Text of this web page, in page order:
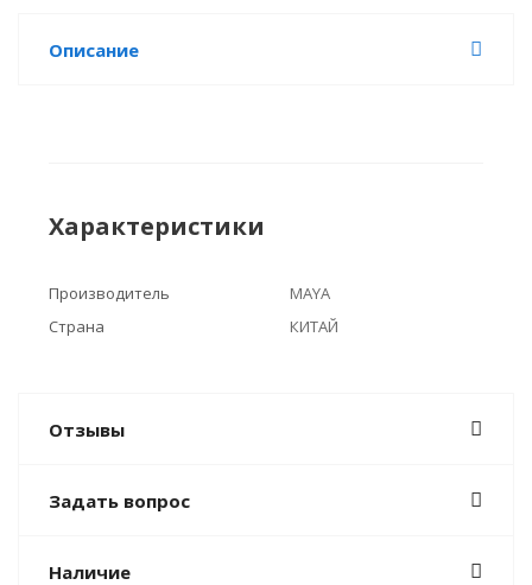
Описание
Характеристики
Производитель
MAYA
Страна
КИТАЙ
Отзывы
Задать вопрос
Наличие